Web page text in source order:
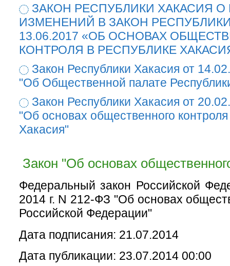
ЗАКОН РЕСПУБЛИКИ ХАКАСИЯ
ИЗМЕНЕНИЙ В ЗАКОН
13.06.2017 «ОБ ОСНОВАХ
КОНТРОЛЯ В РЕСПУБЛИКЕ
Закон Республики Хакасия от
"Об Общественной палате
Закон Республики Хакасия от
"Об основах общественного
Хакасия"
Закон "Об основах
Федеральный закон Российской
2014 г. N 212-ФЗ "Об основах
Российской Федерации"
Дата подписания: 21.07.2014
Дата публикации: 23.07.2014 00:00